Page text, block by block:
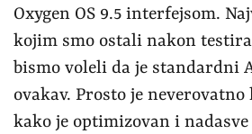
Oxygen OS 9.5 interfejsom.
kojim smo ostali nakon
bismo voleli da je standardni
ovakav. Prosto je
kako je optimizovan i